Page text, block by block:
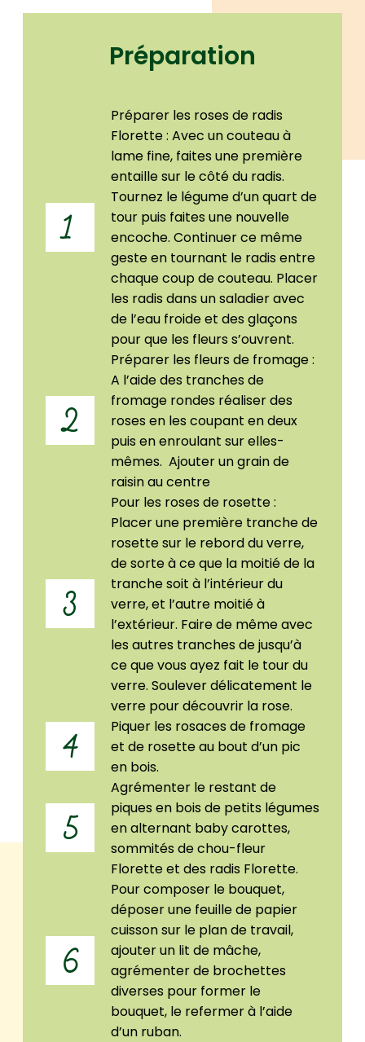
Préparation
1
Préparer les roses de radis
Florette : Avec un couteau à
lame fine, faites une première
entaille sur le côté du radis.
Tournez le légume d’un quart de
tour puis faites une nouvelle
encoche. Continuer ce même
geste en tournant le radis entre
chaque coup de couteau. Placer
les radis dans un saladier avec
de l’eau froide et des glaçons
pour que les fleurs s’ouvrent.
2
Préparer les fleurs de fromage :
A l’aide des tranches de
fromage rondes réaliser des
roses en les coupant en deux
puis en enroulant sur elles-
mêmes. Ajouter un grain de
raisin au centre
3
Pour les roses de rosette :
Placer une première tranche de
rosette sur le rebord du verre,
de sorte à ce que la moitié de la
tranche soit à l’intérieur du
verre, et l’autre moitié à
l’extérieur. Faire de même avec
les autres tranches de jusqu’à
ce que vous ayez fait le tour du
verre. Soulever délicatement le
verre pour découvrir la rose.
4
Piquer les rosaces de fromage
et de rosette au bout d’un pic
en bois.
5
Agrémenter le restant de
piques en bois de petits légumes
en alternant baby carottes,
sommités de chou-fleur
Florette et des radis Florette.
6
Pour composer le bouquet,
déposer une feuille de papier
cuisson sur le plan de travail,
ajouter un lit de mâche,
agrémenter de brochettes
diverses pour former le
bouquet, le refermer à l’aide
d’un ruban.